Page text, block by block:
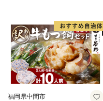
福岡県中間市